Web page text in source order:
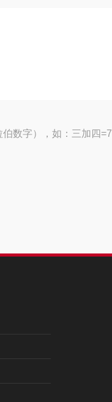
数字），如：三加四=7